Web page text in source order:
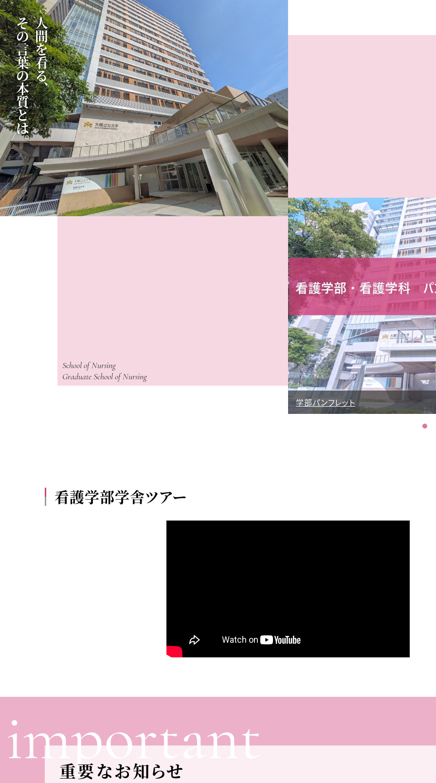
人間を看る、
その言葉の本質とは。
学部パンフレット
研究科パンフレット
School of Nursing
Graduate School of Nursing
看護学部学舎ツアー
important
重要なお知らせ